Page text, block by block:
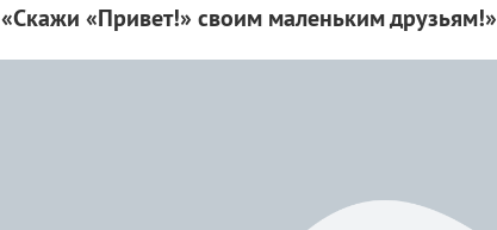
«Скажи «Привет!» своим маленьким друзьям!»